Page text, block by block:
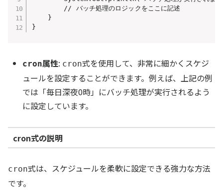
        // バッチ処理のロジックをここに記述
    }
cron属性: cron式を使用して、非常に細かくスケジ
ュールを設定することができます。例えば、上記の例
では「毎日深夜0時」にバッチ処理が実行されるよう
に設定しています。
cron式の説明
cron式は、スケジュールを柔軟に設定できる強力な方法
です。